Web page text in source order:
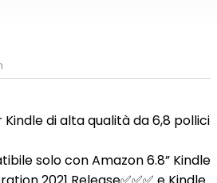
Kindle di alta qualità da 6,8 pollici
solo con Amazon 6.8” Kindle